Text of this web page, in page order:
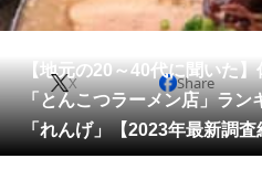
動物
会員記事
メディア
注目記事を集めた総合ページ
【地元の20～40代に聞いた
「とんこつラーメン店」ラ
「れんげ」【2023年最新調査
X Share